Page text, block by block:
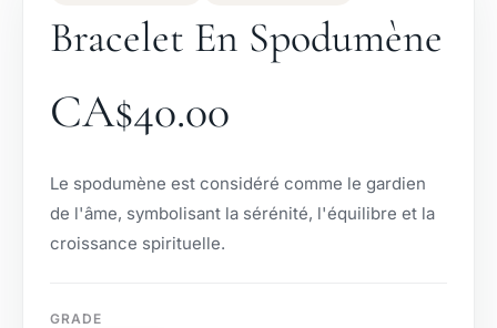
Bracelet En Spodumène
CA$40.00
Le spodumène est considéré comme le gardien
de l'âme, symbolisant la sérénité, l'équilibre et la
croissance spirituelle.
GRADE